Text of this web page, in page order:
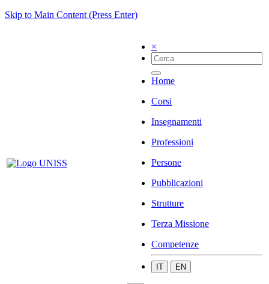
Skip to Main Content (Press Enter)
×
Home
Corsi
Insegnamenti
Professioni
Persone
Pubblicazioni
Strutture
Terza Missione
Competenze
IT EN